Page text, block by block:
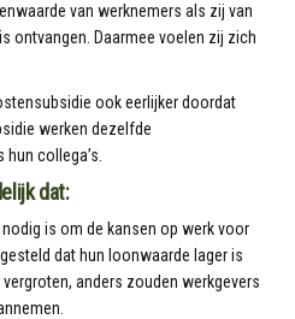
van werknemers als zij van
ontvangen. Daarmee voelen zij zich
ook eerlijker doordat
werken dezelfde
collega’s.
dat:
is om de kansen op werk voor
dat hun loonwaarde lager is
anders zouden werkgevers